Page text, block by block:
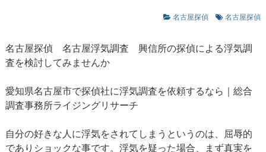
名古屋探偵 名古屋探偵
名古屋探偵 名古屋浮気調査 興信所の探偵による浮気調
査を検討してみませんか
愛知県名古屋市で探偵社に浮気調査を依頼するなら｜総合
調査事務所ライジングリサーチ
自分の好きな人に浮気をされてしまうというのは、屈辱的
でありショックな事です。浮気を疑った場合、まず真実を